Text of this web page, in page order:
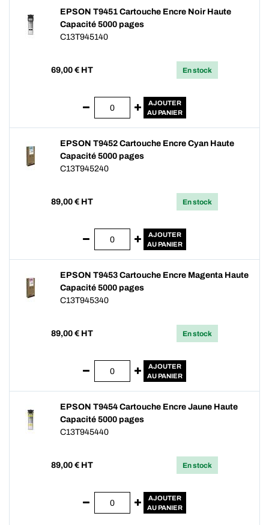
EPSON T9451 Cartouche Encre Noir Haute
Capacité 5000 pages
C13T945140
69,00 € HT En stock
AJOUTER
AU PANIER
EPSON T9452 Cartouche Encre Cyan Haute
Capacité 5000 pages
C13T945240
89,00 € HT En stock
AJOUTER
AU PANIER
EPSON T9453 Cartouche Encre Magenta Haute
Capacité 5000 pages
C13T945340
89,00 € HT En stock
AJOUTER
AU PANIER
EPSON T9454 Cartouche Encre Jaune Haute
Capacité 5000 pages
C13T945440
89,00 € HT En stock
AJOUTER
AU PANIER